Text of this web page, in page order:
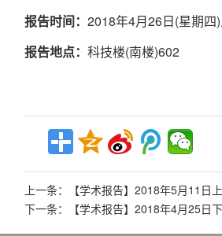
报告时间： 2018年4月26日(星期四
报告地点： 科技楼(南楼)602
上一条：
【学术报告】2018年5月11日
下一条：
【学术报告】2018年4月25日